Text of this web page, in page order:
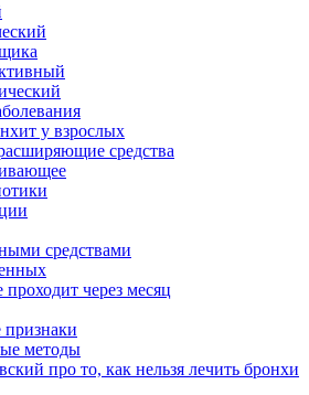
у взрослых
средства
средствами
через месяц
методы
про то, как нельзя лечить бронхи